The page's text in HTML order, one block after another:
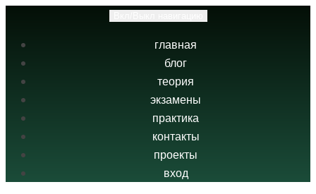
главная
блог
теория
экзамены
практика
контакты
проекты
вход